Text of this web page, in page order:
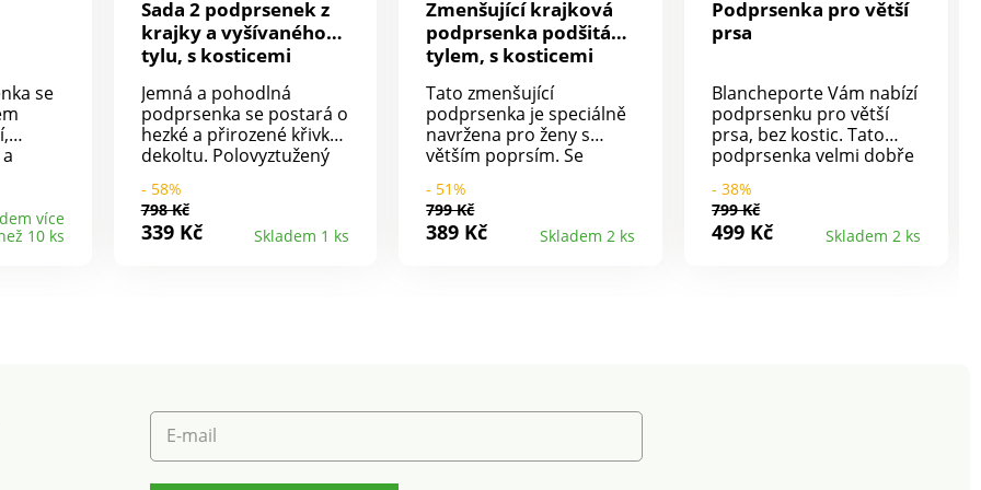
se
Se
více
10 ks
Sada 2 podprsenek z
krajky a vyšívaného
tylu, s kosticemi
Jemná a pohodlná
podprsenka se postará o
hezké a přirozené křivky
dekoltu. Polovyztužený
košíčků s bavlněnou
podšívkou. Horní část
košíčků z delikátního
háčkové zapínání. Sada 2
kusů. Standard 100
podle Oeko-Tex (n° CQ
- 58%
798 Kč
339 Kč Skladem 1 ks
Zmenšující krajková
podprsenka podšitá
tylem, s kosticemi
Tato zmenšující
podprsenka je speciálně
navržena pro ženy s
větším poprsím. Se
zároveň velmi pohodlná
na nošení. S kosticemi.
Pěnová ochrana kostic
Dvojité háčkové zapínání
- 51%
799 Kč
389 Kč Skladem 2 ks
Podprsenka pro větší
prsa
Blancheporte Vám nabízí
podprsenku pro větší
prsa, bez kostic. Tato
podprsenka velmi dobře
krajky podšité tylem,
spodní část košíčků ze
saténu. Široká elastická,
- 38%
799 Kč
499 Kč Skladem 2 ks
E-mail